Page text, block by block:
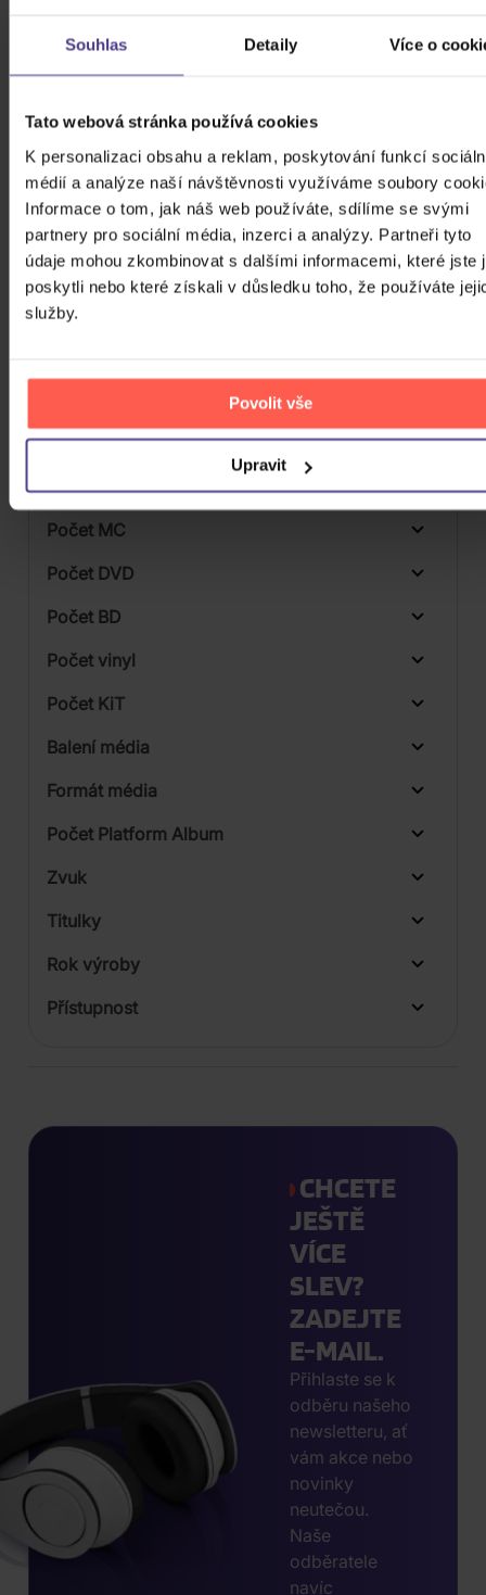
Souhlas Detaily Více o
Tato webová stránka používá cookies
K personalizaci obsahu a reklam, poskytování funkcí
médií a analýze naší návštěvnosti využíváme soubory
Informace o tom, jak náš web používáte, sdílíme se svými
partnery pro sociální média, inzerci a analýzy. Partneři tyto
údaje mohou zkombinovat s dalšími informacemi, které jste
poskytli nebo které získali v důsledku toho, že používáte
služby.
Povolit vše
Upravit
Cena
24 Kč 99980 Kč
Žánr
Značka/Výrobce
Universal
Rok vydání
3D
Počet CD
Počet MC
Počet DVD
Počet BD
Počet vinyl
Počet KiT
Balení média
Formát média
Počet Platform Album
Zvuk
Titulky
Rok výroby
Přístupnost
CHCETE
JEŠTĚ
VÍCE
SLEV?
ZADEJTE
E-MAIL.
Přihlaste se k
odběru našeho
newsletteru, ať
vám akce nebo
novinky
neutečou.
Naše
odběratele
navíc